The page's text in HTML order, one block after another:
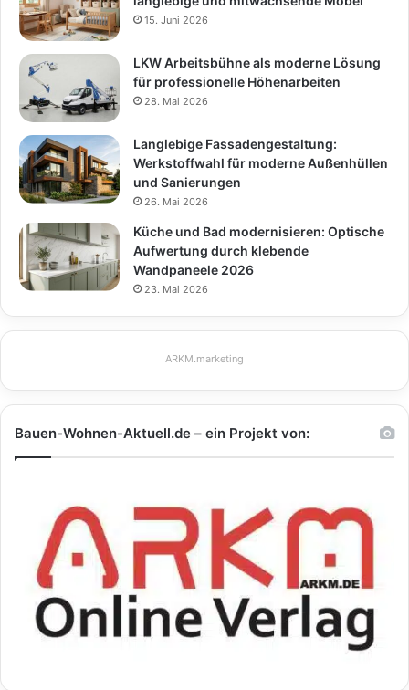
15. Juni 2026
LKW Arbeitsbühne als moderne Lösung
für professionelle Höhenarbeiten
28. Mai 2026
Langlebige Fassadengestaltung:
Werkstoffwahl für moderne Außenhüllen
und Sanierungen
26. Mai 2026
Küche und Bad modernisieren: Optische
Aufwertung durch klebende
Wandpaneele 2026
23. Mai 2026
ARKM.marketing
Bauen-Wohnen-Aktuell.de – ein Projekt von: